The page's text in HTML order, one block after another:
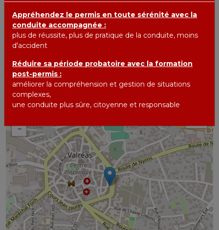
COORDONNES
HORAIRES
Nous localiser :
−
Appréhendez le permis en toute sérénité avec la
conduite accompagnée :
plus de réussite, plus de pratique de la conduite, moins
d'accident
Réduire sa période probatoire avec la formation
post-permis :
améliorer la compréhension et gestion de situations
complexes,
une conduite plus sûre, citoyenne et responsable